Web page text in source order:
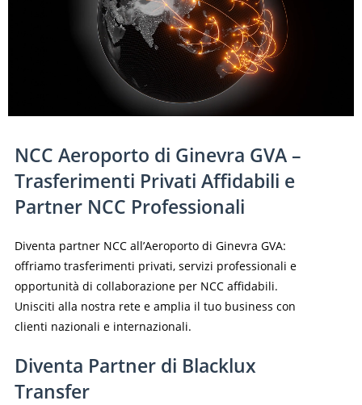
NCC Aeroporto di Ginevra GVA –
Trasferimenti Privati Affidabili e
Partner NCC Professionali
Diventa partner NCC all’Aeroporto di Ginevra GVA:
offriamo trasferimenti privati, servizi professionali e
opportunità di collaborazione per NCC affidabili.
Unisciti alla nostra rete e amplia il tuo business con
clienti nazionali e internazionali.
Diventa Partner di Blacklux
Transfer